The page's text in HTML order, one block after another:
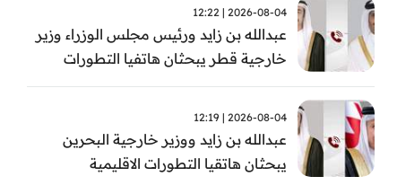
2026-08-04 | 12:22
عبدالله بن زايد ورئيس مجلس الوزراء وزير
خارجية قطر يبحثان هاتفيا التطورات
الاقليمية
2026-08-04 | 12:19
عبدالله بن زايد ووزير خارجية البحرين
يبحثان هاتقيا التطورات الاقليمية